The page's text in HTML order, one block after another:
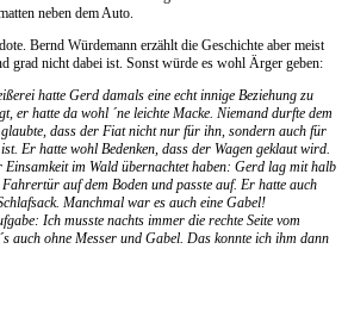
neben dem Auto.
Bernd Würdemann erzählt die Geschichte aber meist
grad nicht dabei ist. Sonst würde es wohl Ärger geben:
hatte Gerd damals eine echt innige Beziehung zu
er hatte da wohl ´ne leichte Macke. Niemand durfte dem
glaubte, dass der Fiat nicht nur für ihn, sondern auch für
Er hatte wohl Bedenken, dass der Wagen geklaut wird.
im Wald übernachtet haben: Gerd lag mit halb
auf dem Boden und passte auf. Er hatte auch
Manchmal war es auch eine Gabel!
Ich musste nachts immer die rechte Seite vom
auch ohne Messer und Gabel. Das konnte ich ihm dann